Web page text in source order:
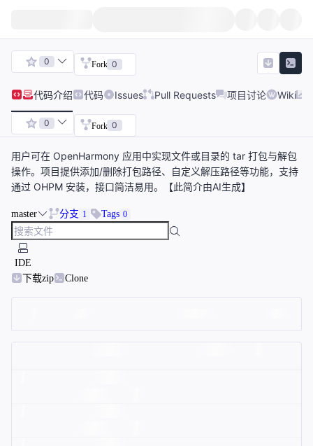
0 Fork 0
代码介绍 代码 Issues Pull Requests 项目讨论 Wiki
0 Fork 0
用户可在 OpenHarmony 应用中实现文件或目录的 tar 打包与解包
操作。项目提供添加/删除打包路径、自定义解压路径等功能，支持
通过 OHPM 安装，接口简洁易用。【此简介由AI生成】
master 分支 1 Tags 0
IDE
下载zip
Clone